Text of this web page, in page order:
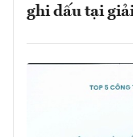
ghi dấu tại